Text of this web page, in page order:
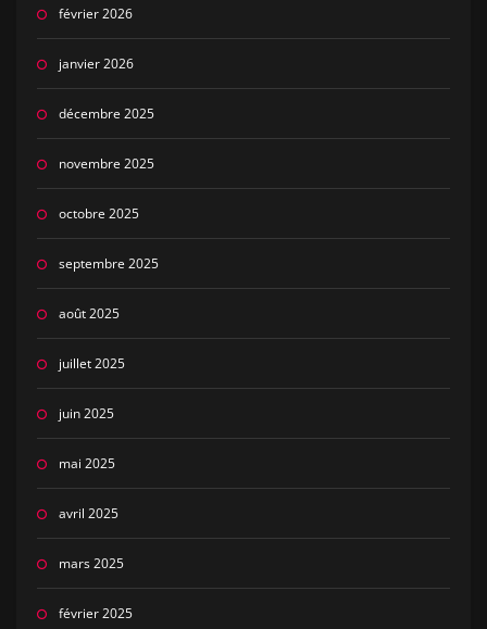
février 2026
janvier 2026
décembre 2025
novembre 2025
octobre 2025
septembre 2025
août 2025
juillet 2025
juin 2025
mai 2025
avril 2025
mars 2025
février 2025